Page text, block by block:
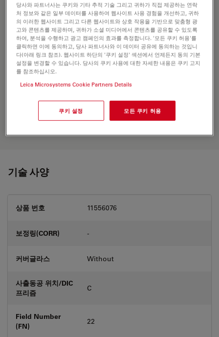
Microscope Objective N PLAN EPI
20x/0,40 OIL POL XLR
견적 요청하기
Discover the perfect solution. Explore
Objective Finder, compare
alternatives, and find the best fit for
기술 사양
상품 번호 11556076
보정링(CORR) -
커버글라스 Without
사출동공 위치/DIC
프리즘
C
Field Number
(FN)
22
당사와 파트너사는 쿠키와 기타 추적 기술 그리고 귀하가 직접 제공하는 연락
처 정보와 같은 일부 데이터를 사용하여 웹사이트 사용 경험을 개선하고, 귀하
의 이러한 웹사이트 그리고 다른 웹사이트와 상호 작용을 기반으로 맞춤형 광
고와 콘텐츠를 제공하며, 귀하가 소셜 미디어에서 콘텐츠를 공유할 수 있도록
하여, 분석을 수행하고 광고 캠페인의 효과를 측정합니다. '모든 쿠키 허용'를
클릭하면 이에 동의하고, 당사 파트너사와 이 데이터 공유에 동의하는 것입니
다(아래 링크 참조). 웹사이트 하단의 '쿠키 설정' 섹션에서 언제든지 동의 기본
설정을 변경할 수 있습니다. 당사의 쿠키 사용에 대한 자세한 내용은 쿠키 고지
를 참조하십시오.
Leica Microsystems Cookie Partners Details
쿠키 설정 모든 쿠키 허용